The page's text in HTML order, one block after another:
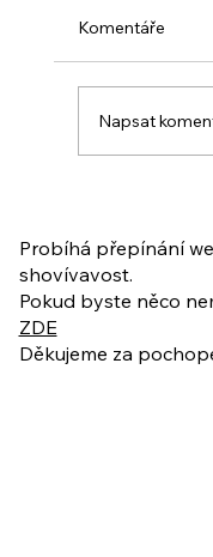
Komentáře
Napsat
Probíhá přepínání
shovívavost.
Pokud byste něco
ZDE
Děkujeme za